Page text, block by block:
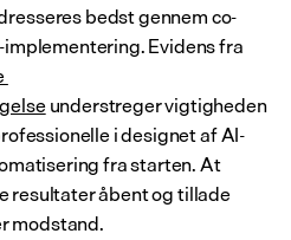
bedst gennem co-
Evidens fra
understreger vigtigheden
i designet af AI-
fra starten. At
resultater åbent og tillade
modstand.